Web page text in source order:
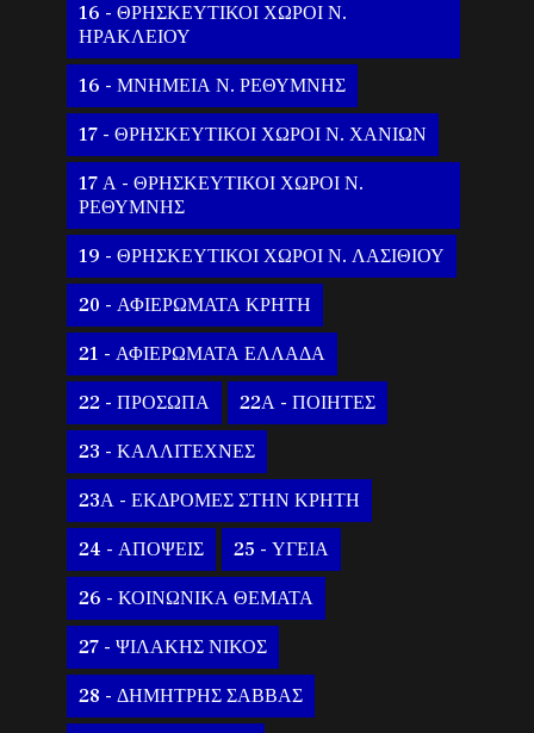
16 - ΘΡΗΣΚΕΥΤΙΚΟΙ ΧΩΡΟΙ Ν.
ΗΡΑΚΛΕΙΟΥ
16 - ΜΝΗΜΕΙΑ Ν. ΡΕΘΥΜΝΗΣ
17 - ΘΡΗΣΚΕΥΤΙΚΟΙ ΧΩΡΟΙ Ν. ΧΑΝΙΩΝ
17 Α - ΘΡΗΣΚΕΥΤΙΚΟΙ ΧΩΡΟΙ Ν.
ΡΕΘΥΜΝΗΣ
19 - ΘΡΗΣΚΕΥΤΙΚΟΙ ΧΩΡΟΙ Ν. ΛΑΣΙΘΙΟΥ
20 - ΑΦΙΕΡΩΜΑΤΑ ΚΡΗΤΗ
21 - ΑΦΙΕΡΩΜΑΤΑ ΕΛΛΑΔΑ
22 - ΠΡΟΣΩΠΑ 22Α - ΠΟΙΗΤΕΣ
23 - ΚΑΛΛΙΤΕΧΝΕΣ
23Α - ΕΚΔΡΟΜΕΣ ΣΤΗΝ ΚΡΗΤΗ
24 - ΑΠΟΨΕΙΣ 25 - ΥΓΕΙΑ
26 - ΚΟΙΝΩΝΙΚΑ ΘΕΜΑΤΑ
27 - ΨΙΛΑΚΗΣ ΝΙΚΟΣ
28 - ΔΗΜΗΤΡΗΣ ΣΑΒΒΑΣ